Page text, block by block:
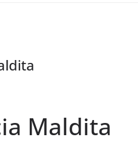
Maldita